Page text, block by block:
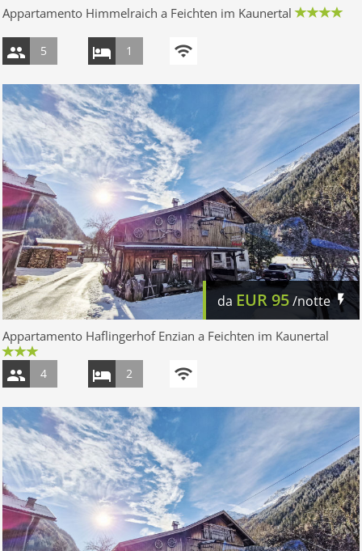
Appartamento Himmelraich a Feichten im Kaunertal
5 1
da EUR95/notte
Appartamento Haflingerhof Enzian a Feichten im Kaunertal
4 2